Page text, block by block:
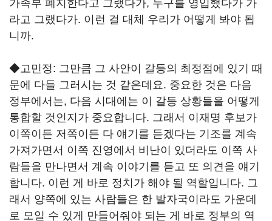
가족부 폐지한다고 그랬다가, 누구를 영입했다가 가
라고 그랬다가. 이런 걸 대체 우리가 어떻게 봐야 됩
니까.
◆고민정: 그만큼 그 사안이 갈등의 최정점에 있기 때
문에 다들 그러시는 것 같은데요. 중요한 것은 다음
정부에서는, 다음 시대에는 이 갈등 상황들을 어떻게
통합할 것인지가 중요합니다. 그래서 이재명 후보가
이쪽이든 저쪽이든 다 얘기를 듣겠다는 기조를 계속
가져가면서 이쪽 진영에서 비난이 있더라도 이쪽 사
람들을 만나면서 계속 이야기를 듣고 또 의견을 얘기
합니다. 이런 게 바로 정치가 해야 될 역할입니다. 그
래서 양쪽에 있는 사람들은 한 발자국이라도 가운데
로 모일 수 있게 만들어줘야 되는 게 바로 정부의 역